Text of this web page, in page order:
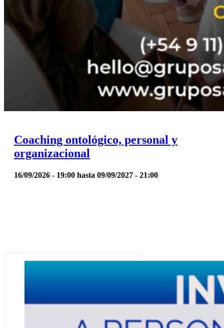
Coaching ontológico, personal y
organizacional
16/09/2026 - 19:00 hasta 09/09/2027 - 21:00